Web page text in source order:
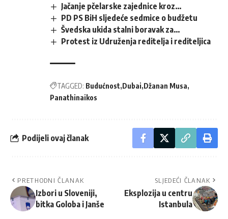
Jačanje pčelarske zajednice kroz…
PD PS BiH sljedeće sedmice o budžetu
Švedska ukida stalni boravak za…
Protest iz Udruženja reditelja i rediteljica
TAGGED: Budućnost Dubai Džanan Musa
Panathinaikos
Podijeli ovaj članak
PRETHODNI ČLANAK
Izbori u Sloveniji,
bitka Goloba i Janše
SLJEDEĆI ČLANAK
Eksplozija u centru
Istanbula